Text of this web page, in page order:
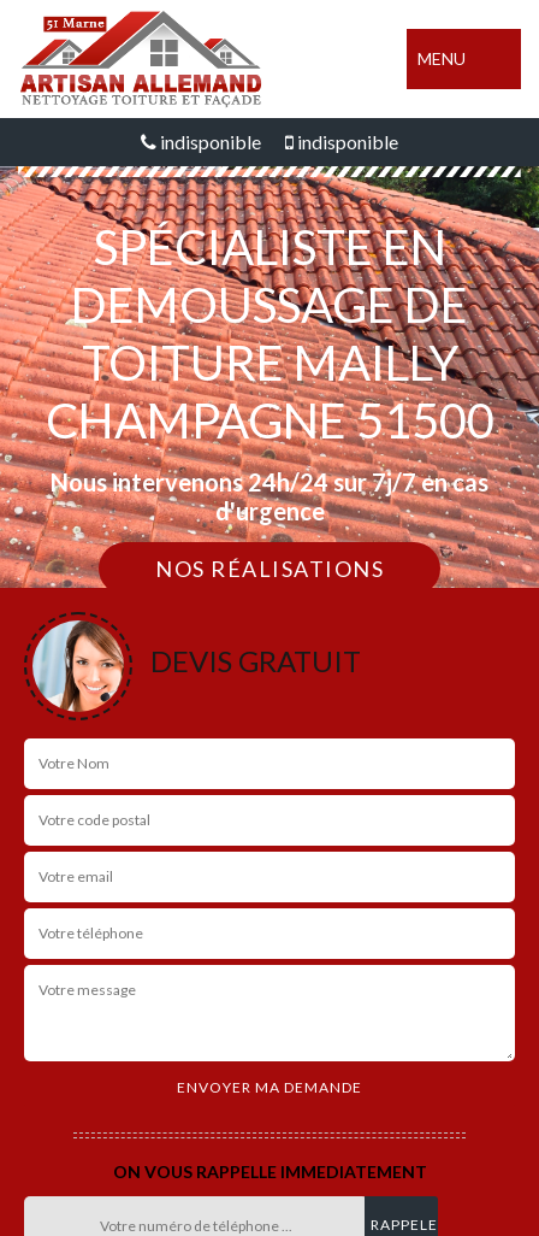
MENU
indisponible indisponible
SPÉCIALISTE EN
DEMOUSSAGE DE
TOITURE MAILLY
CHAMPAGNE 51500
Nous intervenons 24h/24 sur 7j/7 en cas
d'urgence
NOS RÉALISATIONS
DEVIS GRATUIT
ON VOUS RAPPELLE IMMEDIATEMENT